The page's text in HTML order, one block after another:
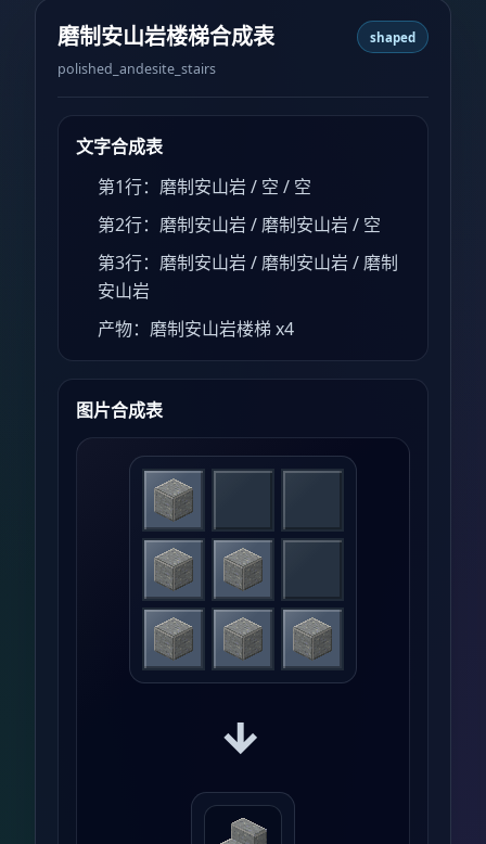
磨制安山岩楼梯合成表
polished_andesite_stairs
shaped
文字合成表
第1行：磨制安山岩 / 空 / 空
第2行：磨制安山岩 / 磨制安山岩 / 空
第3行：磨制安山岩 / 磨制安山岩 / 磨制
安山岩
产物：磨制安山岩楼梯 x4
图片合成表
→